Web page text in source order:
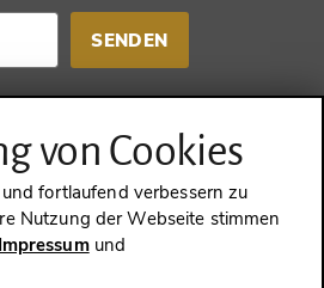
SENDEN
SENDEN
von Cookies
fortlaufend verbessern zu
Nutzung der Webseite stimmen
Impressumund